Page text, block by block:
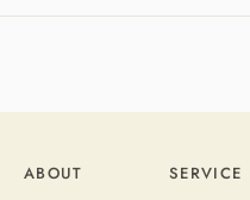
in
legen
ABOUT SERVICE